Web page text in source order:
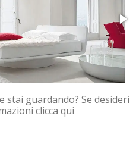
stai guardando? Se desideri
clicca qui